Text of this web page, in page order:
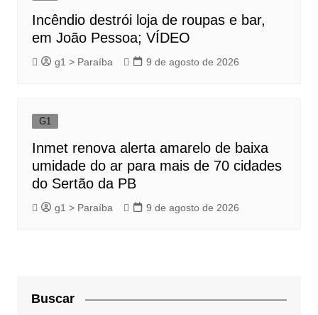
Incêndio destrói loja de roupas e bar,
em João Pessoa; VÍDEO
g1 > Paraíba 9 de agosto de 2026
G1
Inmet renova alerta amarelo de baixa
umidade do ar para mais de 70 cidades
do Sertão da PB
g1 > Paraíba 9 de agosto de 2026
Buscar